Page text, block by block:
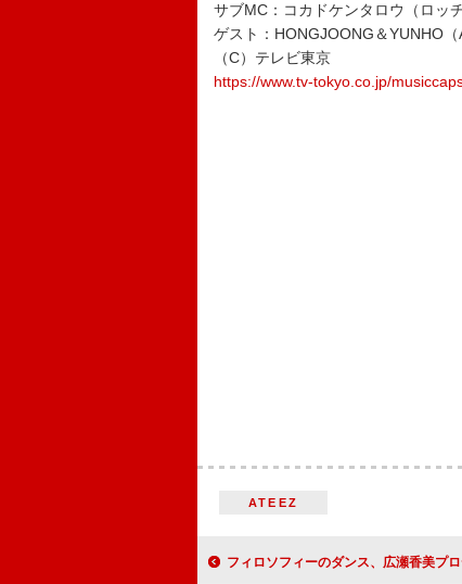
サブMC：コカドケンタロウ（ロッ
ゲスト：HONGJOONG＆YUNHO（
（C）テレビ東京
https://www.tv-tokyo.co.jp/
ATEEZ
フィロソフィーのダンス、広瀬香美プロデュース新曲を含むニューSG『ゲレンデ・フ